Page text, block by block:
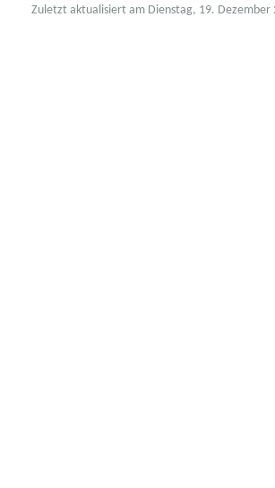
Zuletzt aktualisiert am Dienstag, 19. Dezember